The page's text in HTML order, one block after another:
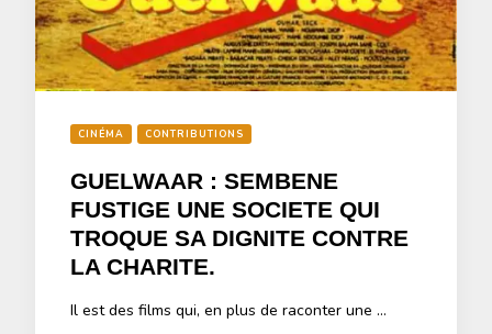
CINÉMA CONTRIBUTIONS
GUELWAAR : SEMBENE
FUSTIGE UNE SOCIETE QUI
TROQUE SA DIGNITE CONTRE
LA CHARITE.
Il est des films qui, en plus de raconter une …